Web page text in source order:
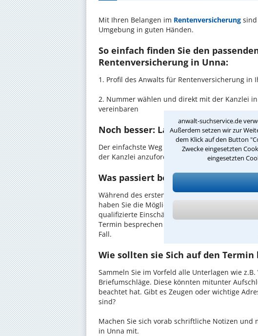
anwalt-suchservice.de
Außerdem setzen wir zur
dem Klick auf den Button
Zwecke eingesetzten
eingesetzten
Mit Ihren Belangen im Rentenversicherung
Umgebung in guten Händen.
So einfach finden Sie den
Rentenversicherung in Unna:
1. Profil des Anwalts für Rentenversicherung in
2. Nummer wählen und direkt mit der Kanzlei
vereinbaren
Noch besser: Lassen Sie sich
Der einfachste Weg zum Anwalt in Unna ist
der Kanzlei anzufordern - probieren Sie es
Was passiert beim anwaltlichen
Während des ersten Gesprächs mit Ihrem
haben Sie die Möglichkeit, in Ruhe den
qualifizierte Einschätzung zu Ihrem Fall und
Termin besprechen Sie dann mit Ihrem Anwalt
Fall.
Wie sollten sie Sich auf den
Sammeln Sie im Vorfeld alle Unterlagen wie
Briefumschläge. Diese könnten mitunter
beachtet hat. Gibt es Zeugen oder wichtige
sind?
Machen Sie sich vorab schriftliche Notizen und
in Unna mit.